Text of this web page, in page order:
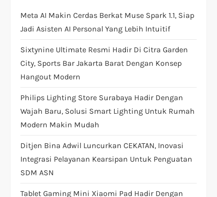
g
a
t
i
o
n
Meta AI Makin Cerdas Berkat Muse Spark 1.1, Siap
Jadi Asisten AI Personal Yang Lebih Intuitif
Sixtynine Ultimate Resmi Hadir Di Citra Garden
City, Sports Bar Jakarta Barat Dengan Konsep
Hangout Modern
Philips Lighting Store Surabaya Hadir Dengan
Wajah Baru, Solusi Smart Lighting Untuk Rumah
Modern Makin Mudah
Ditjen Bina Adwil Luncurkan CEKATAN, Inovasi
Integrasi Pelayanan Kearsipan Untuk Penguatan
SDM ASN
Tablet Gaming Mini Xiaomi Pad Hadir Dengan